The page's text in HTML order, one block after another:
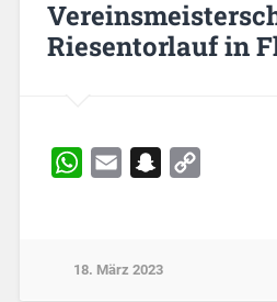
Riesentorlauf in
WhatsApp
Email Snapchat
18. März 2023